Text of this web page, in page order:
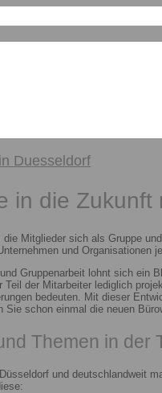
in die
Mitglieder sich als Gruppe
und
Gruppenarbeit lohnt sich ein
der Mitarbeiter lediglich
bedeuten. Mit dieser
Sie schon einmal die neuen
Themen in der
und deutschlandweit